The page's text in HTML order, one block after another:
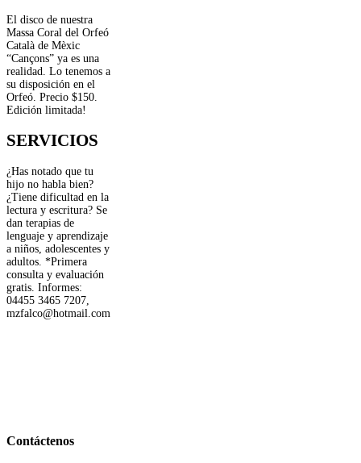
El disco de nuestra
Massa Coral del Orfeó
Català de Mèxic
“Cançons” ya es una
realidad. Lo tenemos a
su disposición en el
Orfeó. Precio $150.
Edición limitada!
SERVICIOS
¿Has notado que tu
hijo no habla bien?
¿Tiene dificultad en la
lectura y escritura? Se
dan terapias de
lenguaje y aprendizaje
a niños, adolescentes y
adultos. *Primera
consulta y evaluación
gratis. Informes:
04455 3465 7207,
mzfalco@hotmail.com
Contáctenos